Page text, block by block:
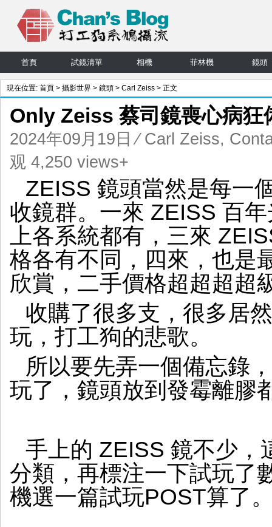
首頁 試鏡清單 相機 菲林機 鏡頭
現在位置: 首頁 > 攝影世界 > 鏡頭 > Carl Zeiss > 正文
Only Zeiss 蔡司鏡喪心病狂
2024年09月19日 ⁄ Carl Zeiss,
观 4,250 views+
ZEISS 鏡頭當然是每一
收鏡群。一來 ZEISS 百
上各系統都有，三來
格各有不同，四來，也是
欣賞，二手價格超超超超
收購了很多支，很多居
玩，打工狗的悲歌。
所以要先弄一個備忘錄
玩了，鏡頭放到發霉離膠
手上的 ZEISS 鏡不少，
分類，再標注一下試玩了
機選一篇試玩POST算了